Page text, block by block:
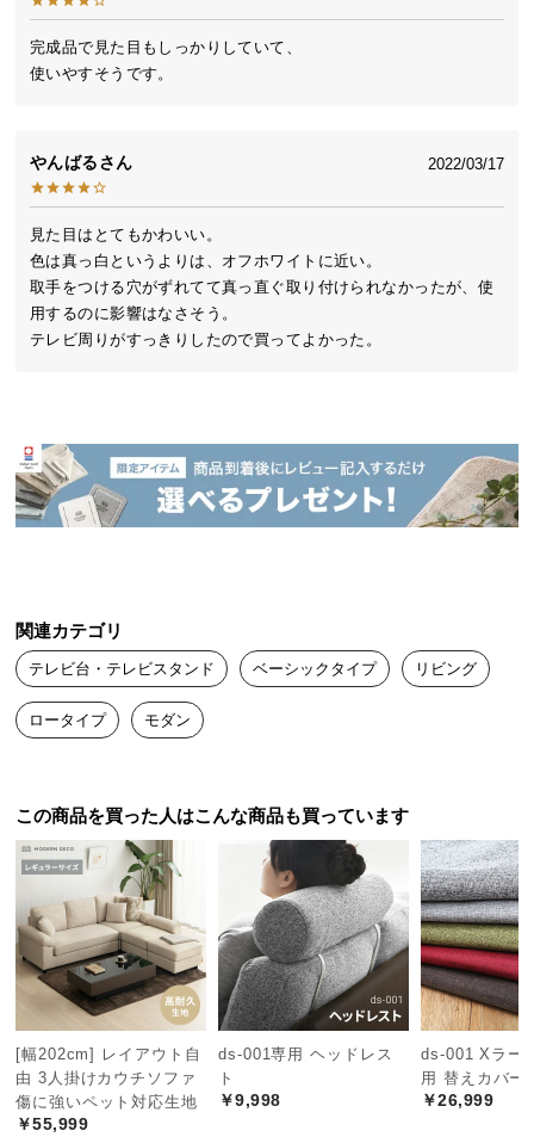
送
料
に
て
大
型
商
品
の
配
い
て
品
の
配
送
に
て
小
型
商
品
の
に
つ
い
製造国
職人の技が光る大川ブランド
伝統的な職人技を継承する大川ブランド製。匠の技
が光るモダンスタイルの家具を造りあげました。
大川家具とは
日本一の生産高を誇る家具ブラン
ド。400年以上の歴史があり、世界
的にも高い評価を得ています。
美しい風合いの木目
完成品で見た目もしっかりしていて、
使いやすそうです。
やんばる 2022/03/17
見た目はとてもかわいい。
色は真っ白というよりは、オフホワイトに近い。
取手をつける穴がずれてて真っ直ぐ取り付けられなかったが、使
用するのに影響はなさそう。
テレビ周りがすっきりしたので買ってよかった。
関連カテゴリ
テレビ台・テレビスタンド ベーシックタイプ リビング
ロータイプ モダン
この商品を買った人はこんな商品も買っています
[幅202cm] レイアウト自
由 3人掛けカウチソファ
傷に強いペット対応生地
￥55,999
ds-001専用 ヘッドレス
ト
￥9,998
ds-001 Xラー
用 替えカバー
￥26,999